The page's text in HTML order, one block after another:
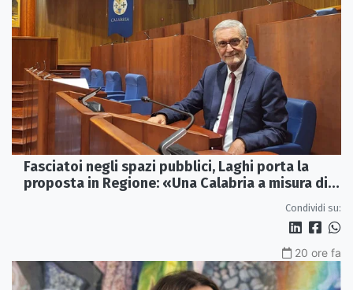
Fasciatoi negli spazi pubblici, Laghi porta la
proposta in Regione: «Una Calabria a misura di
Condividi su:
20 ore fa